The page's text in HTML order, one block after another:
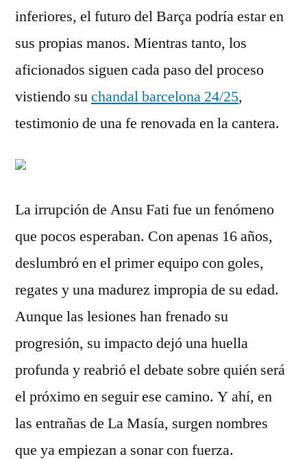
inferiores, el futuro del Barça podría estar en
sus propias manos. Mientras tanto, los
aficionados siguen cada paso del proceso
vistiendo suchandal barcelona 24/25,
testimonio de una fe renovada en la cantera.
La irrupción de Ansu Fati fue un fenómeno
que pocos esperaban. Con apenas 16 años,
deslumbró en el primer equipo con goles,
regates y una madurez impropia de su edad.
Aunque las lesiones han frenado su
progresión, su impacto dejó una huella
profunda y reabrió el debate sobre quién será
el próximo en seguir ese camino. Y ahí, en
las entrañas de La Masía, surgen nombres
que ya empiezan a sonar con fuerza.